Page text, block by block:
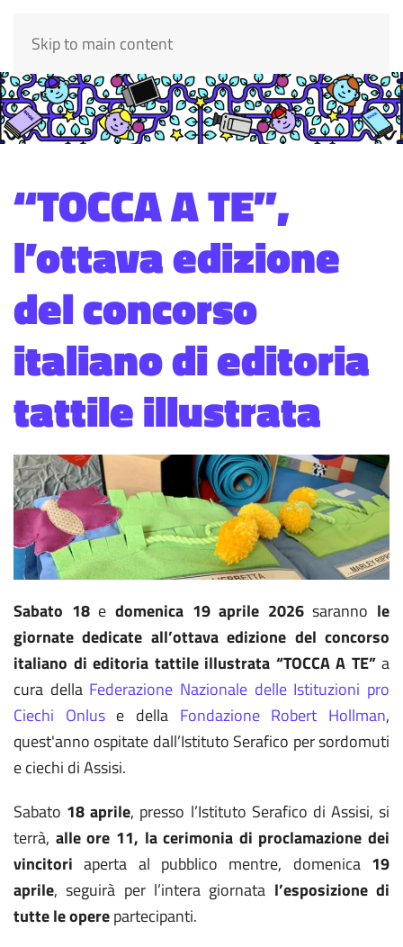
Skip to main content
“TOCCA A TE”,
l’ottava edizione
del concorso
italiano di editoria
tattile illustrata
Sabato 18 e domenica 19 aprile 2026saranno le
giornate dedicate all’ottava edizione del concorso
italiano di editoria tattile illustrata “TOCCA A TE”a
cura della Federazione Nazionale delle Istituzioni pro
Ciechi Onlus e della Fondazione Robert Hollman,
quest'anno ospitate dall’Istituto Serafico per sordomuti
e ciechi di Assisi.
Sabato 18 aprile, presso l’Istituto Serafico di Assisi, si
terrà, alle ore 11, la cerimonia di proclamazione dei
vincitoriaperta al pubblico mentre, domenica 19
aprile, seguirà per l’intera giornata l’esposizione di
tutte le operepartecipanti.